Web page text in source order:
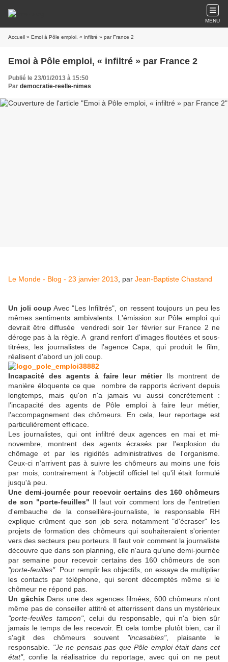
MENU
Accueil » Emoi à Pôle emploi, « infiltré » par France 2
Emoi à Pôle emploi, « infiltré » par France 2
Publié le 23/01/2013 à 15:50
Par democratie-reelle-nimes
Le Monde - Blog - 23 janvier 2013 , par Jean-Baptiste Chastand
Un joli coup Avec "Les Infiltrés", on ressent toujours un peu les
mêmes sentiments ambivalents. L'émission sur Pôle emploi qui
devrait être diffusée
vendredi soir 1er février sur France 2 ne
déroge pas à la règle. A grand renfort d'images floutées et sous-
titrées, les journalistes de l'agence Capa, qui produit le film,
réalisent d'abord un joli coup.
Incapacité des agents à faire leur métierIls montrent de
manière éloquente ce que
nombre de rapports écrivent depuis
longtemps, mais qu'on n'a jamais vu aussi concrètement :
l'incapacité des agents de Pôle emploi à faire leur métier,
l'accompagnement des chômeurs. En cela, leur reportage est
particulièrement efficace.
Les journalistes, qui ont infiltré deux agences en mai et mi-
novembre, montrent des agents écrasés par l'explosion du
chômage et par les rigidités administratives de l'organisme.
Ceux-ci n'arrivent pas à suivre les chômeurs au moins une fois
par mois, contrairement à l'objectif officiel tel qu'il était formulé
jusqu'à peu.
Une demi-journée pour recevoir certains des 160 chômeurs
de son "porte-feuilles" Il faut voir comment lors de l'entretien
d'embauche de la conseillère-journaliste, le responsable RH
explique crûment que son job sera notamment "d'écraser" les
projets de formation des chômeurs qui souhaiteraient s'orienter
vers des secteurs peu porteurs. Il faut voir comment la journaliste
découvre que dans son planning, elle n'aura qu'une demi-journée
par semaine pour recevoir certains des 160 chômeurs de son
"porte-feuilles". Pour remplir les objectifs, on essaye de multiplier
les contacts par téléphone, qui seront décomptés même si le
chômeur ne répond pas.
Un gâchis Dans une des agences filmées, 600 chômeurs n'ont
même pas de conseiller attitré et atterrissent dans un mystérieux
"porte-feuilles tampon", celui du responsable, qui n'a bien sûr
jamais le temps de les recevoir. Et cela tombe plutôt bien, car il
s'agit des chômeurs souvent "incasables", plaisante le
responsable. "Je ne pensais pas que Pôle emploi était dans cet
état", confie la réalisatrice du reportage, avec qui on ne peut